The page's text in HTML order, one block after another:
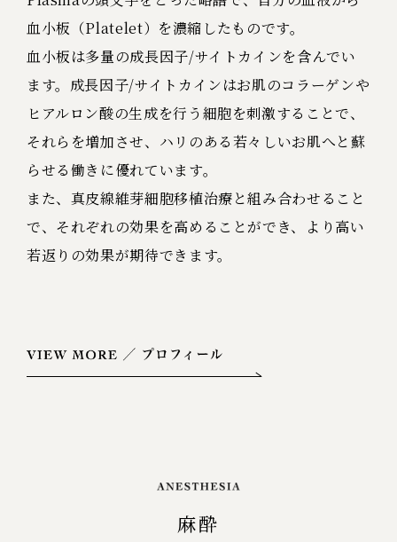
血小板（Platelet）を濃縮したものです。
血小板は多量の成長因子/サイトカインを含んでい
ます。成長因子/サイトカインはお肌のコラーゲンや
ヒアルロン酸の生成を行う細胞を刺激することで、
それらを増加させ、ハリのある若々しいお肌へと蘇
らせる働きに優れています。
また、真皮線維芽細胞移植治療と組み合わせること
で、それぞれの効果を高めることができ、より高い
若返りの効果が期待できます。
麻酔